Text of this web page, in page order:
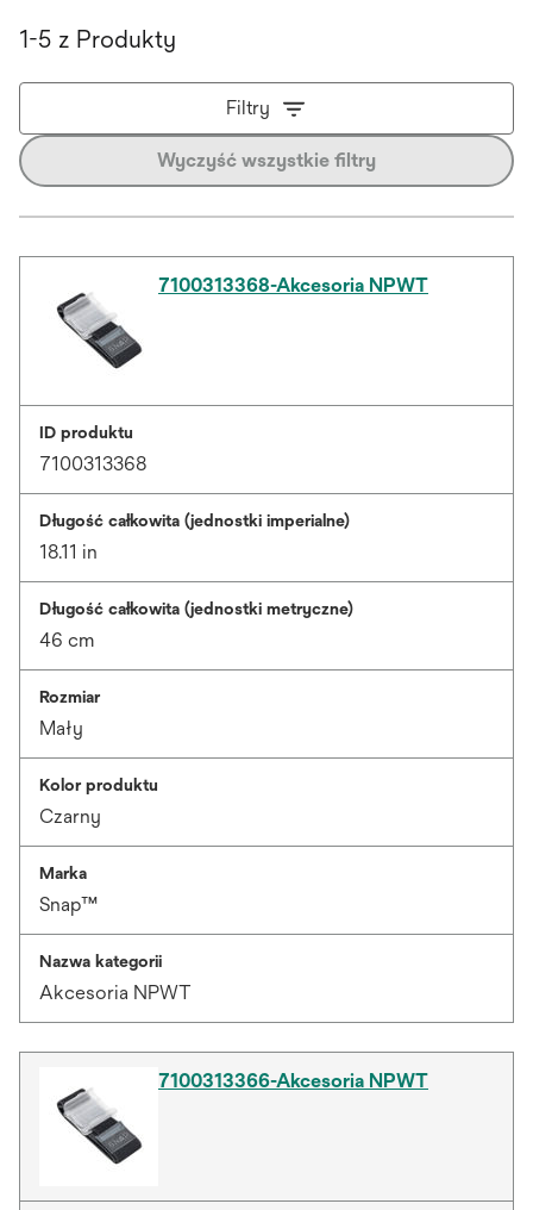
1-5 z Produkty
Filtry
Wyczyść wszystkie filtry
7100313368-Akcesoria NPWT
ID produktu
7100313368
Długość całkowita (jednostki imperialne)
18.11 in
Długość całkowita (jednostki metryczne)
46 cm
Rozmiar
Mały
Kolor produktu
Czarny
Marka
Snap™
Nazwa kategorii
Akcesoria NPWT
7100313366-Akcesoria NPWT